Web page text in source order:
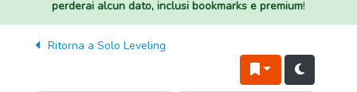
perderai alcun dato, inclusi bookmarks e premium!
Ritorna a Solo Leveling